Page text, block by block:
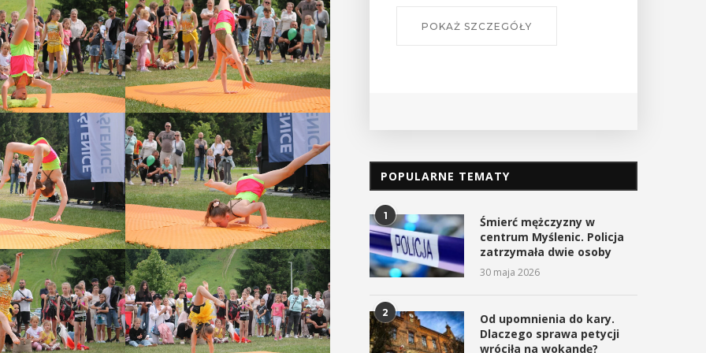
POKAŻ SZCZEGÓŁY
POPULARNE TEMATY
1
Śmierć mężczyzny w
centrum Myślenic. Policja
zatrzymała dwie osoby
30 maja 2026
2
Od upomnienia do kary.
Dlaczego sprawa petycji
wróciła na wokandę?